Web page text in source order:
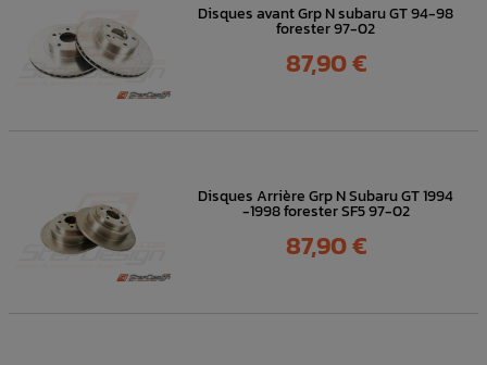
Disques avant Grp N subaru GT 94-98
forester 97-02
Prix
87,90 €
Disques Arrière Grp N Subaru GT 1994
-1998 forester SF5 97-02
Prix
87,90 €